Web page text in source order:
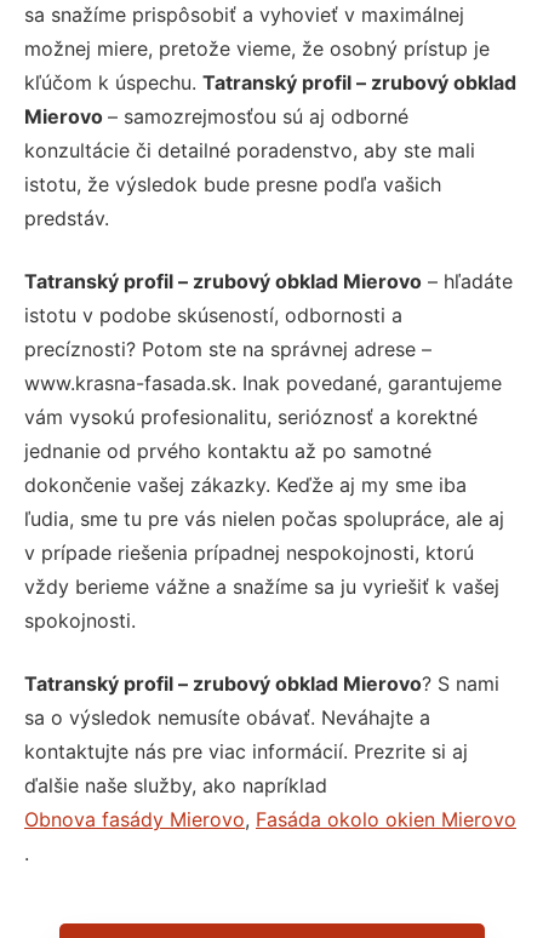
sa snažíme prispôsobiť a vyhovieť v maximálnej
možnej miere, pretože vieme, že osobný prístup je
kľúčom k úspechu. Tatranský profil – zrubový obklad
Mierovo – samozrejmosťou sú aj odborné
konzultácie či detailné poradenstvo, aby ste mali
istotu, že výsledok bude presne podľa vašich
predstáv.
Tatranský profil – zrubový obklad Mierovo – hľadáte
istotu v podobe skúseností, odbornosti a
precíznosti? Potom ste na správnej adrese –
www.krasna-fasada.sk. Inak povedané, garantujeme
vám vysokú profesionalitu, serióznosť a korektné
jednanie od prvého kontaktu až po samotné
dokončenie vašej zákazky. Keďže aj my sme iba
ľudia, sme tu pre vás nielen počas spolupráce, ale aj
v prípade riešenia prípadnej nespokojnosti, ktorú
vždy berieme vážne a snažíme sa ju vyriešiť k vašej
spokojnosti.
Tatranský profil – zrubový obklad Mierovo? S nami
sa o výsledok nemusíte obávať. Neváhajte a
kontaktujte nás pre viac informácií. Prezrite si aj
ďalšie naše služby, ako napríklad
Obnova fasády Mierovo, Fasáda okolo okien Mierovo
.